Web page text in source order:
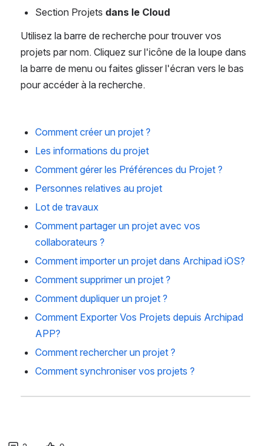
Section Projets dans le Cloud
Utilisez la barre de recherche pour trouver vos
projets par nom. Cliquez sur l'icône de la loupe dans
la barre de menu ou faites glisser l'écran vers le bas
pour accéder à la recherche.
Comment créer un projet ?
Les informations du projet
Comment gérer les Préférences du Projet ?
Personnes relatives au projet
Lot de travaux
Comment partager un projet avec vos
collaborateurs ?
Comment importer un projet dans Archipad iOS?
Comment supprimer un projet ?
Comment dupliquer un projet ?
Comment Exporter Vos Projets depuis Archipad
APP?
Comment rechercher un projet ?
Comment synchroniser vos projets ?